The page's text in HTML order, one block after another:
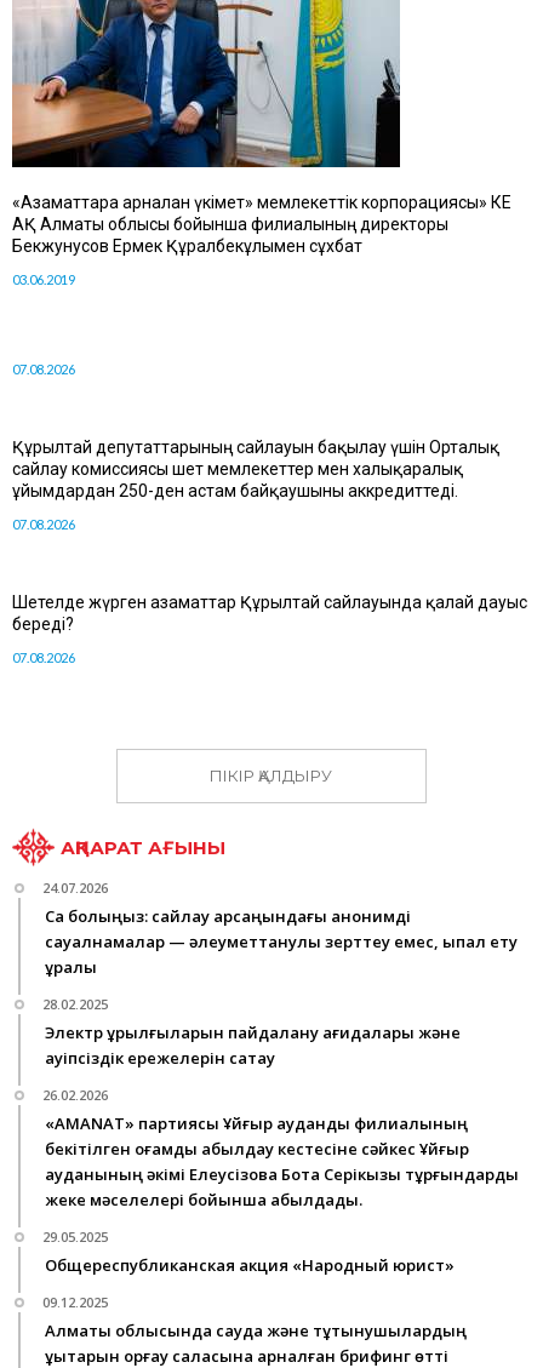
«Азаматтарға арналған үкімет» мемлекеттік корпорациясы» КЕ
АҚ Алматы облысы бойынша филиалының директоры
Бекжунусов Ермек Құралбекұлымен сұхбат
03.06.2019
07.08.2026
Құрылтай депутаттарының сайлауын бақылау үшін Орталық
сайлау комиссиясы шет мемлекеттер мен халықаралық
ұйымдардан 250-ден астам байқаушыны аккредиттеді.
07.08.2026
Шетелде жүрген азаматтар Құрылтай сайлауында қалай дауыс
береді?
07.08.2026
ПІКІР ҚАЛДЫРУ
АҚПАРАТ АҒЫНЫ
24.07.2026
Сақ болыңыз: сайлау қарсаңындағы анонимді
сауалнамалар — әлеуметтанулық зерттеу емес, ықпал ету
құралы
28.02.2025
Электр құрылғыларын пайдалану қағидалары және
қауіпсіздік ережелерін сақтау
26.02.2026
«AMANAT» партиясы Ұйғыр аудандық филиалының
бекітілген қоғамдық қабылдау кестесіне сәйкес Ұйғыр
ауданының әкімі Елеусізова Бота Серікқызы тұрғындарды
жеке мәселелері бойынша қабылдады.
29.05.2025
Общереспубликанская акция «Народный юрист»
09.12.2025
Алматы облысында сауда және тұтынушылардың
құқықтарын қорғау саласына арналған брифинг өтті